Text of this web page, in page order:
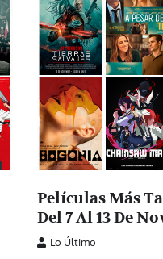
Películas Más
Del 7 Al 13 De
Lo Último